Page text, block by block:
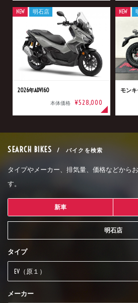
2026年ADV160
本体価格 ¥528,000
NEW 明石店
モンキ
NEW
SEARCH BIKES / バイクを検索
タイプやメーカー、排気量、価格などから
す。
新車
明石店
タイプ
メーカー